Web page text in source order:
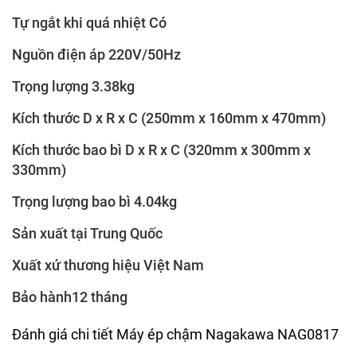
Tự ngắt khi quá nhiệt Có
Nguồn điện áp 220V/50Hz
Trọng lượng 3.38kg
Kích thước D x R x C (250mm x 160mm x 470mm)
Kích thước bao bì D x R x C (320mm x 300mm x
330mm)
Trọng lượng bao bì 4.04kg
Sản xuất tại Trung Quốc
Xuất xứ thương hiệu Việt Nam
Bảo hành12 tháng
Đánh giá chi tiết Máy ép chậm Nagakawa NAG0817